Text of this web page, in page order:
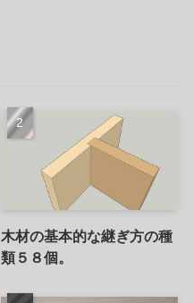
木材の基本的な継ぎ方の種
類５８個。